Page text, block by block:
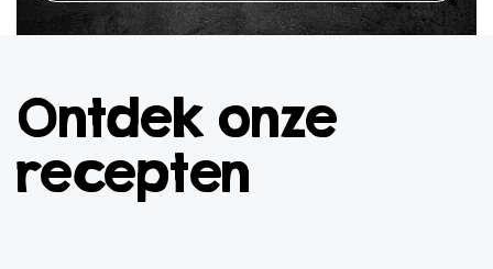
Ontdek onze
recepten